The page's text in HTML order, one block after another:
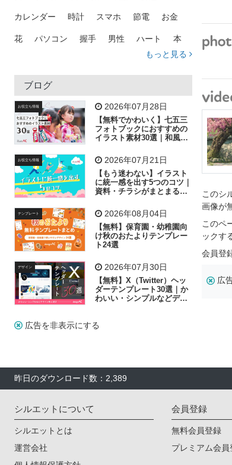
カレンダー 時計 スマホ 節電 お金
花 パソコン 握手 男性 ハート 本
トラック 木
吹き出し
飛行機 グラフ ビル 魚 家族 書類
歩く 工場 会社 太陽 キラキラ
子供 作業員 相談 ピクトグラム
もっと見る
ブログ
お役立ち情報 2026年07月28日
【無料でかわいく】七五三
フォトブックにおすすめの
イラスト素材30選｜和風の
お役立ち情報 2026年07月21日
【もう迷わない】イラスト
に統一感を出す5つのコツ｜
資料・チラシがまとまるフ
テンプレート 2026年08月04日
【無料】保育園・幼稚園向
け秋のおたよりテンプレー
ト24選
デザイン 2026年07月30日
【無料】X（Twitter）ヘッ
ダーテンプレート30選｜か
わいい・シンプルなどデザ
広告を非表示にする
このシ
画像が
このペ
ックす
会員登
広
昨日のダウンロード数：2,389
シルエットについて
シルエットとは
運営会社
会員登録
無料会員登録
プレミアム会員